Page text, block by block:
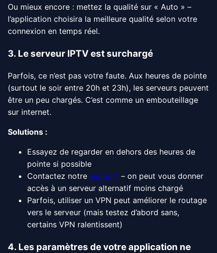
Ou mieux encore : mettez la qualité sur « Auto » –
l’application choisira la meilleure qualité selon votre
connexion en temps réel.
3. Le serveur IPTV est surchargé
Parfois, ce n’est pas votre faute. Aux heures de pointe
(surtout le soir entre 20h et 23h), les serveurs peuvent
être un peu chargés. C’est comme un embouteillage
sur internet.
Solutions :
Essayez de regarder en dehors des heures de
pointe si possible
Contactez notre support – on peut vous donner
accès à un serveur alternatif moins chargé
Parfois, utiliser un VPN peut améliorer le routage
vers le serveur (mais testez d’abord sans,
certains VPN ralentissent)
4. Les paramètres de votre application ne